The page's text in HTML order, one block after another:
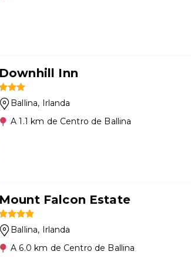
Downhill Inn
Ballina, Irlanda
A 1.1 km de Centro de Ballina
Mount Falcon Estate
Ballina, Irlanda
A 6.0 km de Centro de Ballina